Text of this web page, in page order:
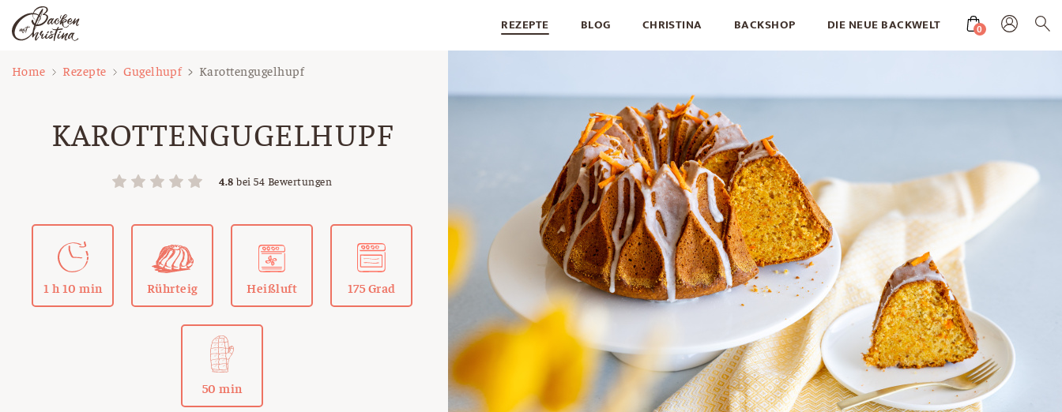
Inhalt
REZEPTE BLOG CHRISTINA BACKSHOP DIE NEUE BACKWELT 0
Home Rezepte Gugelhupf Karottengugelhupf
KAROTTENGUGELHUPF
4.8 bei54 Bewertungen
1 h 10 min Rührteig Heißluft 175 Grad
50 min